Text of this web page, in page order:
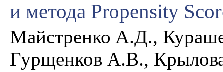
и метода Propensity
Майстренко А.Д.,
Гурщенков А.В.,